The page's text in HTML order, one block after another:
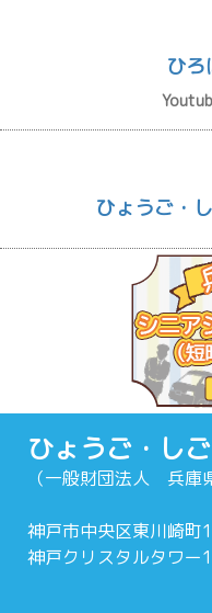
ひ
ひょうご・
ひょうご・し
（一般財団法人 兵庫
神戸市中央区東川崎町
神戸クリスタルタワー